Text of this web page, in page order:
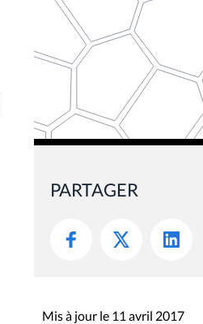
PARTAGER
Mis à jour le 11 avril 2017